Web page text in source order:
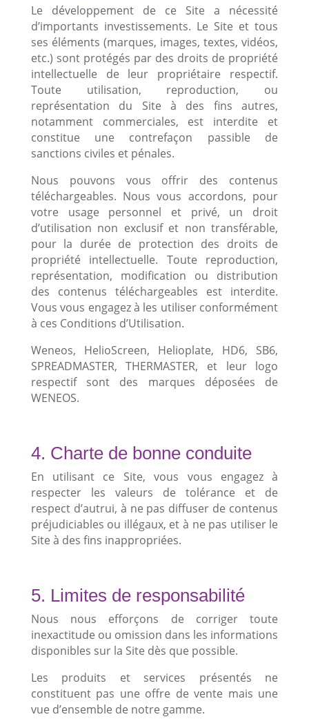
Le développement de ce Site a nécessité
d’importants investissements. Le Site et tous
ses éléments (marques, images, textes, vidéos,
etc.) sont protégés par des droits de propriété
intellectuelle de leur propriétaire respectif.
Toute utilisation, reproduction, ou
représentation du Site à des fins autres,
notamment commerciales, est interdite et
constitue une contrefaçon passible de
sanctions civiles et pénales.
Nous pouvons vous offrir des contenus
téléchargeables. Nous vous accordons, pour
votre usage personnel et privé, un droit
d’utilisation non exclusif et non transférable,
pour la durée de protection des droits de
propriété intellectuelle. Toute reproduction,
représentation, modification ou distribution
des contenus téléchargeables est interdite.
Vous vous engagez à les utiliser conformément
à ces Conditions d’Utilisation.
Weneos, HelioScreen, Helioplate, HD6, SB6,
SPREADMASTER, THERMASTER, et leur logo
respectif sont des marques déposées de
WENEOS.
4. Charte de bonne conduite
En utilisant ce Site, vous vous engagez à
respecter les valeurs de tolérance et de
respect d’autrui, à ne pas diffuser de contenus
préjudiciables ou illégaux, et à ne pas utiliser le
Site à des fins inappropriées.
5. Limites de responsabilité
Nous nous efforçons de corriger toute
inexactitude ou omission dans les informations
disponibles sur la Site dès que possible.
Les produits et services présentés ne
constituent pas une offre de vente mais une
vue d’ensemble de notre gamme.